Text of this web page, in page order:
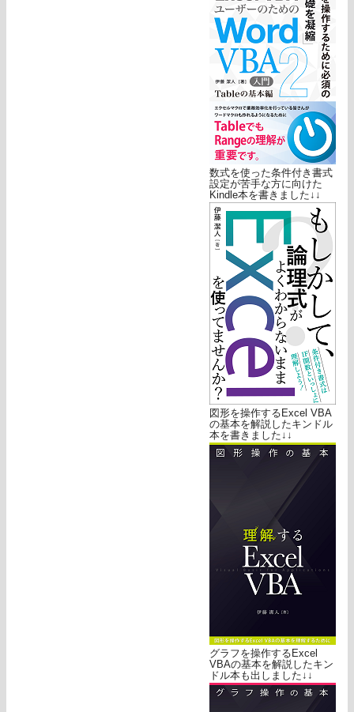
数式を使った条件付き書式
設定が苦手な方に向けた
Kindle本を書きました↓↓
図形を操作するExcel VBA
の基本を解説したキンドル
本を書きました↓↓
グラフを操作するExcel
VBAの基本を解説したキン
ドル本も出しました↓↓